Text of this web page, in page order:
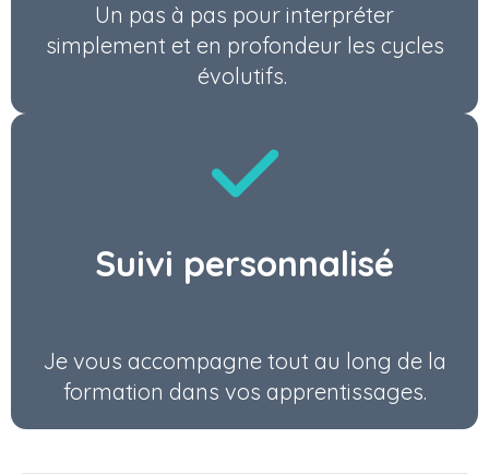
Un pas à pas pour interpréter
simplement et en profondeur les cycles
évolutifs.
Suivi personnalisé
Je vous accompagne tout au long de la
formation dans vos apprentissages.